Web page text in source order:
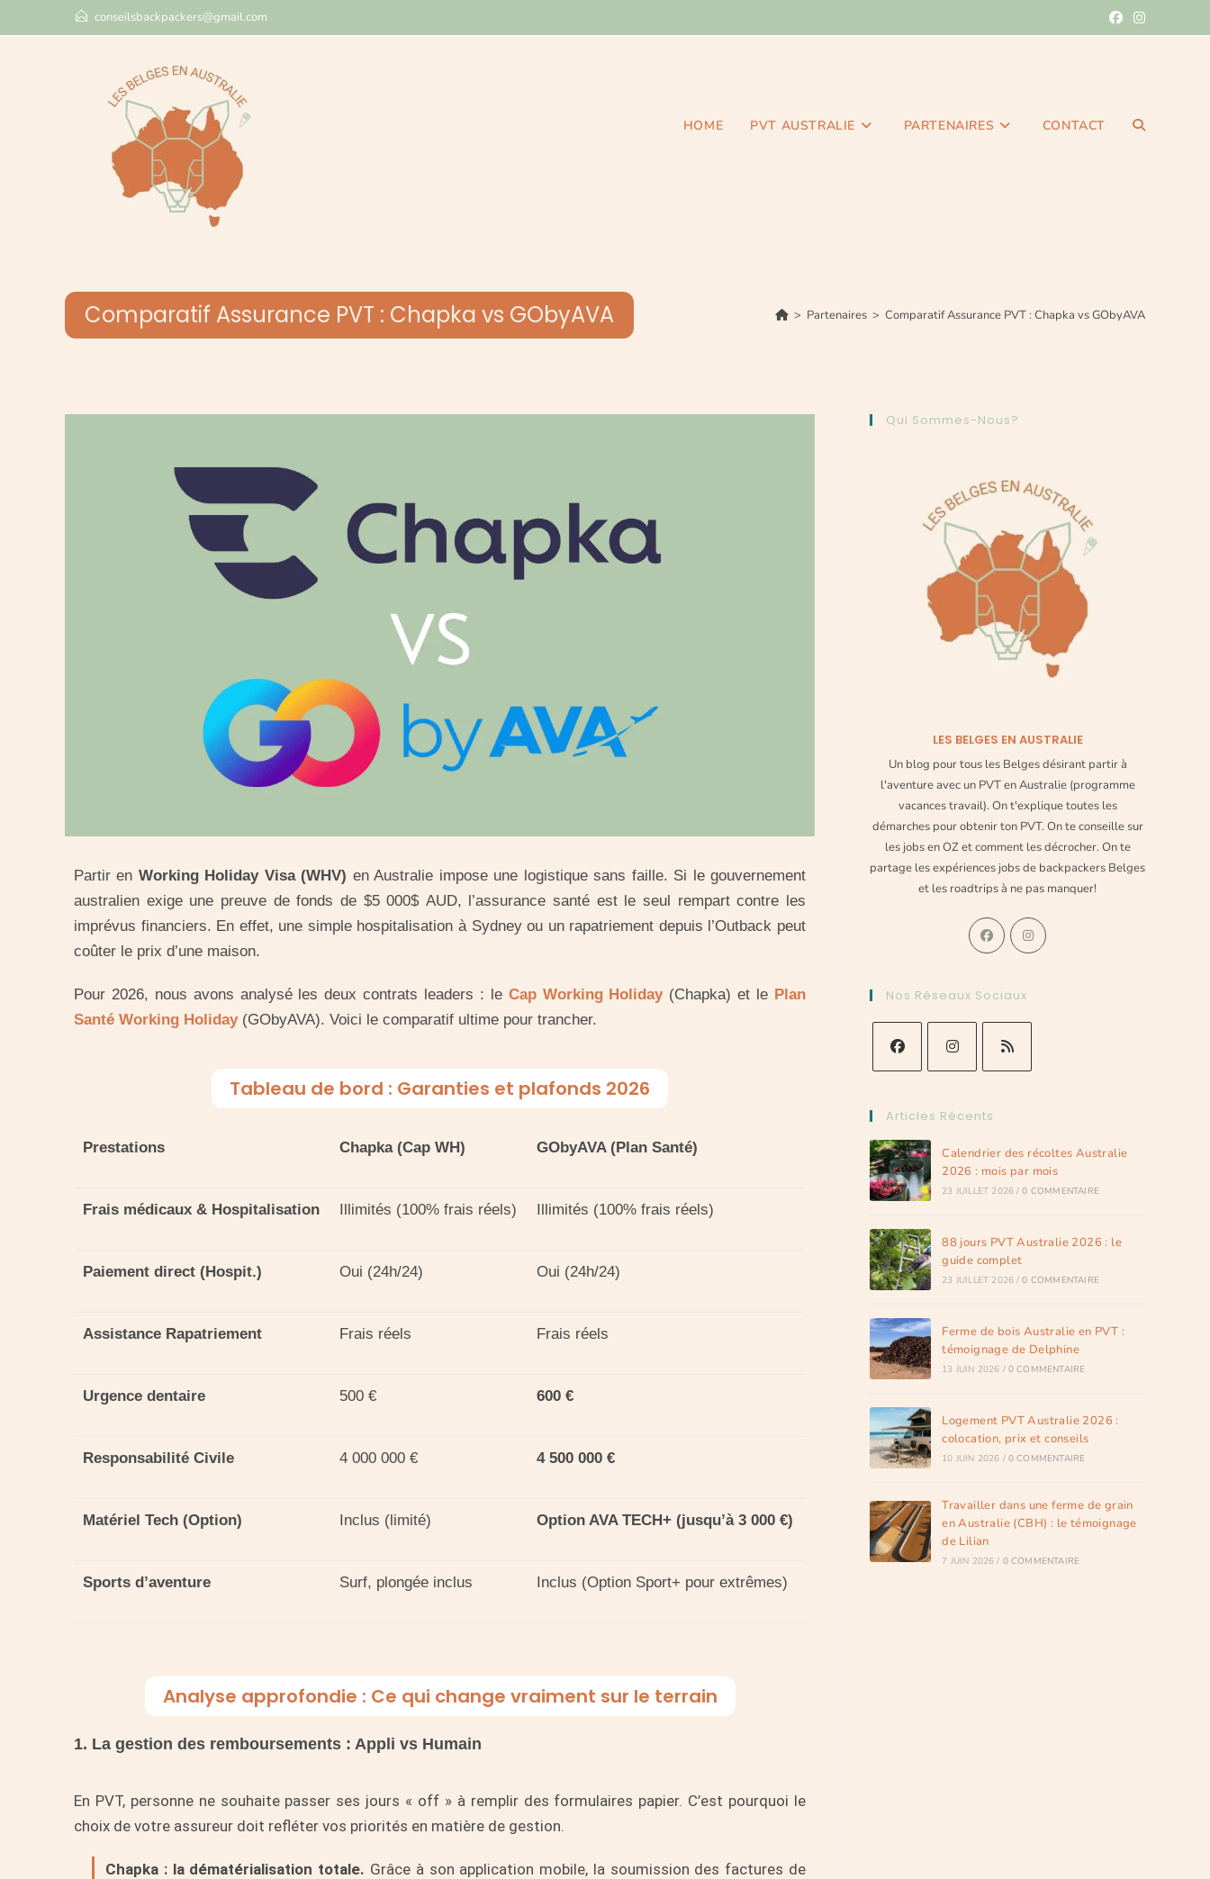
conseilsbackpackers@gmail.com
HOME PVT AUSTRALIE PARTENAIRES CONTACT
Comparatif Assurance PVT : Chapka vs GObyAVA > Partenaires > Comparatif Assurance PVT : Chapka vs GObyAVA
Partir en Working Holiday Visa (WHV) en Australie impose une logistique sans faille. Si le gouvernement
australien exige une preuve de fonds de $5 000$ AUD, l’assurance santé est le seul rempart contre les
imprévus financiers. En effet, une simple hospitalisation à Sydney ou un rapatriement depuis l’Outback peut
coûter le prix d’une maison.
Pour 2026, nous avons analysé les deux contrats leaders : le Cap Working Holiday(Chapka) et le Plan
Santé Working Holiday(GObyAVA). Voici le comparatif ultime pour trancher.
Tableau de bord : Garanties et plafonds 2026
Prestations Chapka (Cap WH) GObyAVA (Plan Santé)
Frais médicaux & Hospitalisation Illimités (100% frais réels) Illimités (100% frais réels)
Paiement direct (Hospit.) Oui (24h/24) Oui (24h/24)
Assistance Rapatriement Frais réels Frais réels
Urgence dentaire 500 € 600 €
Responsabilité Civile 4 000 000 € 4 500 000 €
Matériel Tech (Option) Inclus (limité) Option AVA TECH+ (jusqu’à 3 000 €)
Sports d’aventure Surf, plongée inclus Inclus (Option Sport+ pour extrêmes)
Analyse approfondie : Ce qui change vraiment sur le terrain
1. La gestion des remboursements : Appli vs Humain
En PVT, personne ne souhaite passer ses jours « off » à remplir des formulaires papier. C’est pourquoi le
choix de votre assureur doit refléter vos priorités en matière de gestion.
Chapka : la dématérialisation totale. Grâce à son application mobile, la soumission des factures de
Qui Sommes-Nous?
LES BELGES EN AUSTRALIE
Un blog pour tous les Belges désirant partir à
l'aventure avec un PVT en Australie (programme
vacances travail). On t'explique toutes les
démarches pour obtenir ton PVT. On te conseille sur
les jobs en OZ et comment les décrocher. On te
partage les expériences jobs de backpackers Belges
et les roadtrips à ne pas manquer!
Nos Réseaux Sociaux
Articles Récents
Calendrier des récoltes Australie
2026 : mois par mois
23 JUILLET 2026 / 0 COMMENTAIRE
88 jours PVT Australie 2026 : le
guide complet
23 JUILLET 2026 / 0 COMMENTAIRE
Ferme de bois Australie en PVT :
témoignage de Delphine
13 JUIN 2026 / 0 COMMENTAIRE
Logement PVT Australie 2026 :
colocation, prix et conseils
10 JUIN 2026 / 0 COMMENTAIRE
Travailler dans une ferme de grain
en Australie (CBH) : le témoignage
de Lilian
7 JUIN 2026 / 0 COMMENTAIRE